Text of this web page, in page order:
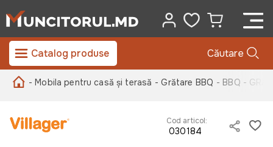
Catalog produse Căutare
- Mobila pentru casă și terasă - Grătare BBQ - BBQ -
Cod articol:
030184